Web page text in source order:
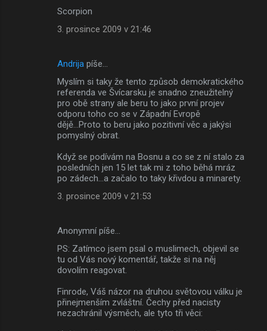
Scorpion
3. prosince 2009 v 21:46
Andrija píše…
Myslím si taky že tento způsob demokratického
referenda ve Švícarsku je snadno zneužitelný
pro obě strany ale beru to jako první projev
odporu toho co se v Západní Evropě
dějě...Proto to beru jako pozitivní věc a jakýsi
pomyslný obrat.
Když se podívám na Bosnu a co se z ní stalo za
posledních jen 15 let tak mi z toho běhá mráz
po zádech...a začalo to taky křivdou a minarety.
3. prosince 2009 v 21:53
Anonymní píše…
PS: Zatímco jsem psal o muslimech, objevil se
tu od Vás nový komentář, takže si na něj
dovolím reagovat.
Finrode, Váš názor na druhou světovou válku je
přinejmenším zvláštní. Čechy před nacisty
nezachránil výsměch, ale tyto tři věci: